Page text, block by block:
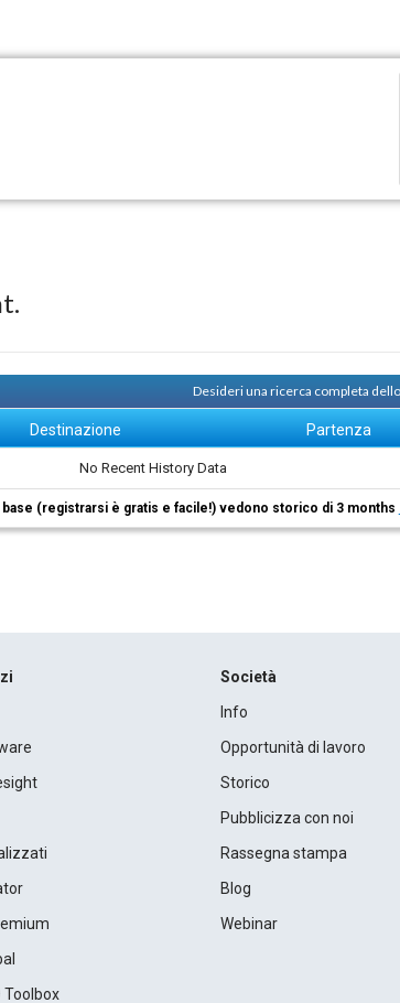
Desideri una ricerca completa
Destinazione Partenza
No Recent History Data
(registrarsi è gratis e facile!) vedono storico di 3 months
Toolbox
Società
Info
Opportunità di lavoro
Storico
Pubblicizza con noi
Rassegna stampa
Blog
Webinar